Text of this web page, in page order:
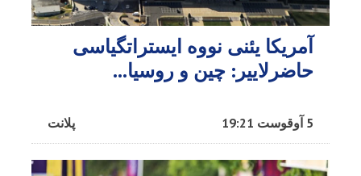
آمریکا یئنی نووه ایستراتگیاسی
حاضرلاییر: چین و روسیا...
پلانت 5 آوقوست 19:21